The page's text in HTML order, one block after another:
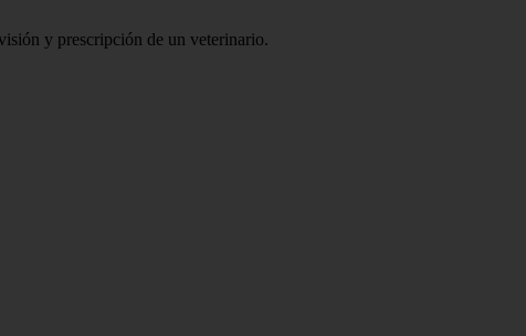
y prescripción de un veterinario.